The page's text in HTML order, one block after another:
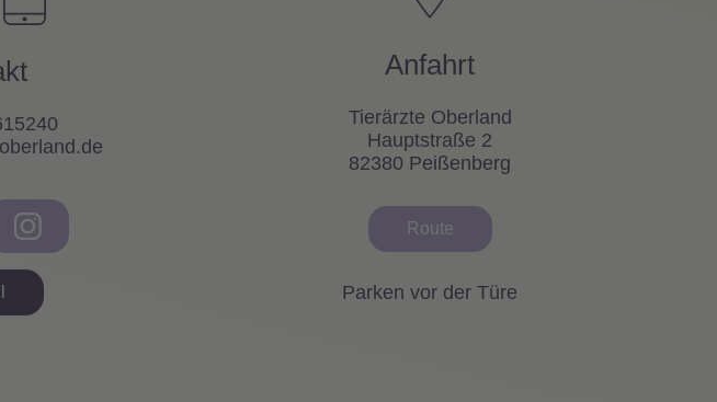
Anfahrt
Tierärzte Oberland
Hauptstraße 2
82380 Peißenberg
Route
Parken vor der Türe